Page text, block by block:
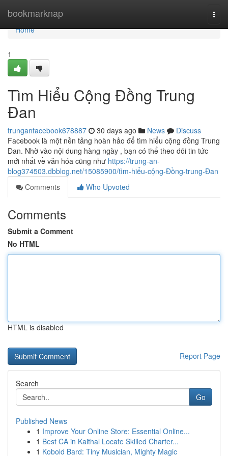
bookmarknap
Home
Home
1
Tìm Hiểu Cộng Đồng Trung
Đan
trunganfacebook678887 30 days ago News
Discuss
Facebook là một nền tảng hoàn hảo để tìm hiểu cộng đồng Trung
Đan. Nhờ vào nội dung hàng ngày , bạn có thể theo dõi tin tức
mới nhất về văn hóa cũng như https://trung-an-
blog374503.dbblog.net/15085900/tìm-hiểu-cộng-Đồng-trung-Đan
Comments
Who Upvoted
Comments
Submit a Comment
No HTML
HTML is disabled
Report Page
Search
Go
Published News
1 Improve Your Online Store: Essential Online...
1 Best CA in Kaithal Locate Skilled Charter...
1 Kobold Bard: Tiny Musician, Mighty Magic